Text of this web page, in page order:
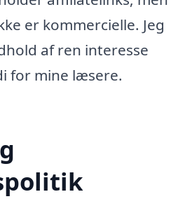
er kommercielle. Jeg
af ren interesse
for mine læsere.